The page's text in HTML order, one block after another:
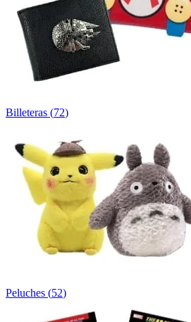
Billeteras (72)
Peluches (52)